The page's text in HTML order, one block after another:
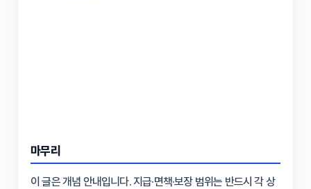
마무리
이 글은 개념 안내입니다. 지급·면책·보장 범위는 반드시 각 상